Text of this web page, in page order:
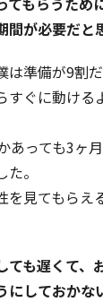
間が必要だと
は準備が9割
すぐに動ける
あっても3ヶ
。
を見てもらえ
ても遅くて、
にしておかな